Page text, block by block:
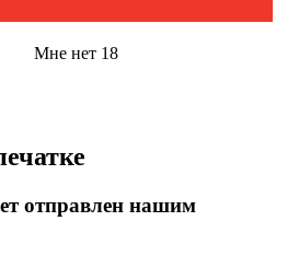
Мне нет 18
отправлен нашим